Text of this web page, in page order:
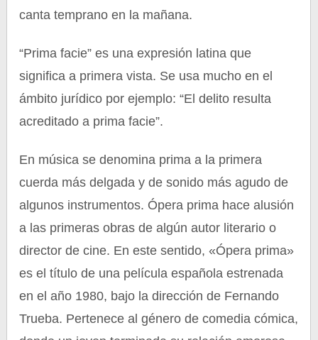
canta temprano en la mañana.
“Prima facie” es una expresión latina que
significa a primera vista. Se usa mucho en el
ámbito jurídico por ejemplo: “El delito resulta
acreditado a prima facie”.
En música se denomina prima a la primera
cuerda más delgada y de sonido más agudo de
algunos instrumentos. Ópera prima hace alusión
a las primeras obras de algún autor literario o
director de cine. En este sentido, «Ópera prima»
es el título de una película española estrenada
en el año 1980, bajo la dirección de Fernando
Trueba. Pertenece al género de comedia cómica,